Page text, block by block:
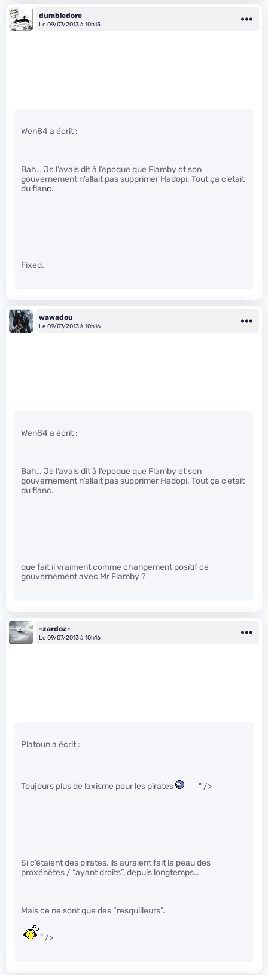
dumbledore
Le 09/07/2013 à 10h15
Wen84 a écrit :
Bah… Je l’avais dit à l’epoque que Flamby et son
gouvernement n’allait pas supprimer Hadopi. Tout ça c’etait
du flanc.
Fixed.
wawadou
Le 09/07/2013 à 10h16
Wen84 a écrit :
Bah… Je l’avais dit à l’epoque que Flamby et son
gouvernement n’allait pas supprimer Hadopi. Tout ça c’etait
du flanc.
que fait il vraiment comme changement positif ce
gouvernement avec Mr Flamby ?
-zardoz-
Le 09/07/2013 à 10h16
Platoun a écrit :
Toujours plus de laxisme pour les pirates " />
Si c’étaient des pirates, ils auraient fait la peau des
proxénètes / “ayant droits”, depuis longtemps…
Mais ce ne sont que des “resquilleurs”.
" />